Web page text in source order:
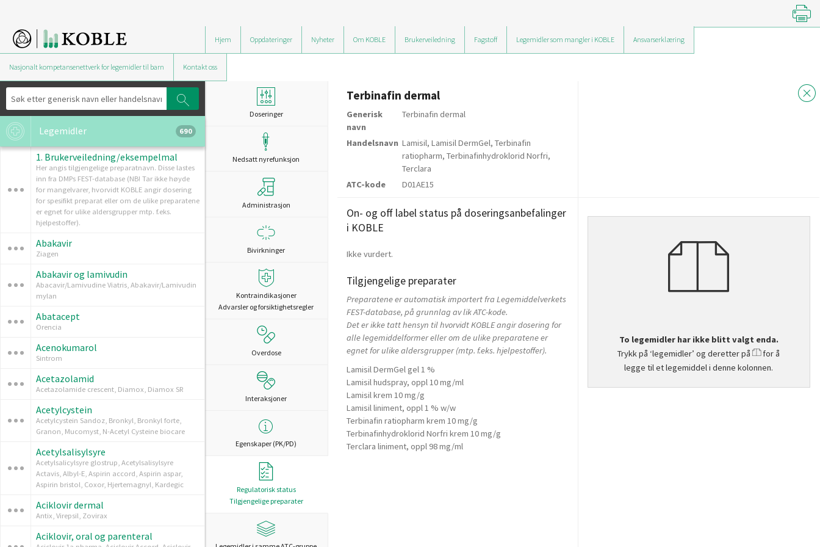
Hjem Oppdateringer Nyheter Om KOBLE Brukerveiledning Fagstoff Legemidler som mangler i KOBLE Ansvarserklæring
Nasjonalt kompetansenettverk for legemidler til barn Kontakt oss
Legemidler 690
1. Brukerveiledning/eksempelmal
Her angis tilgjengelige preparatnavn. Disse lastes
inn fra DMPs FEST-database (NB! Tar ikke høyde
for mangelvarer, hvorvidt KOBLE angir dosering
for spesifikt preparat eller om de ulike preparatene
er egnet for ulike aldersgrupper mtp. f.eks.
hjelpestoffer).
Abakavir
Ziagen
Abakavir og lamivudin
Abacavir/Lamivudine Viatris, Abakavir/Lamivudin
mylan
Abatacept
Orencia
Acenokumarol
Sintrom
Acetazolamid
Acetazolamide crescent, Diamox, Diamox SR
Acetylcystein
Acetylcystein Sandoz, Bronkyl, Bronkyl forte,
Granon, Mucomyst, N-Acetyl Cysteine biocare
Acetylsalisylsyre
Acetylsalicylsyre glostrup, Acetylsalisylsyre
Actavis, Albyl-E, Aspirin accord, Aspirin aspar,
Aspirin bristol, Coxor, Hjertemagnyl, Kardegic
Aciklovir dermal
Antix, Virepsil, Zovirax
Aciklovir, oral og parenteral
Doseringer
Nedsatt nyrefunksjon
Administrasjon
Bivirkninger
Kontraindikasjoner
Advarsler og forsiktighetsregler
Overdose
Interaksjoner
Egenskaper (PK/PD)
Regulatorisk status
Tilgjengelige preparater
Terbinafin dermal
Generisk
navn
Terbinafin dermal
Handelsnavn Lamisil, Lamisil DermGel, Terbinafin
ratiopharm, Terbinafinhydroklorid Norfri,
Terclara
ATC-kode
D01AE15
On- og off label status på doseringsanbefalinger
i KOBLE
Ikke vurdert.
Tilgjengelige preparater
Preparatene er automatisk importert fra Legemiddelverkets
FEST-database, på grunnlag av lik ATC-kode.
Det er ikke tatt hensyn til hvorvidt KOBLE angir dosering for
alle legemiddelformer eller om de ulike preparatene er
egnet for ulike aldersgrupper (mtp. f.eks. hjelpestoffer).
Lamisil DermGel gel 1 %
Lamisil hudspray, oppl 10 mg/ml
Lamisil krem 10 mg/g
Lamisil liniment, oppl 1 % w/w
Terbinafin ratiopharm krem 10 mg/g
Terbinafinhydroklorid Norfri krem 10 mg/g
Terclara liniment, oppl 98 mg/ml
To legemidler har ikke blitt valgt enda.
Trykk på ‘legemidler’ og deretter på
for å
legge til et legemiddel i denne kolonnen.